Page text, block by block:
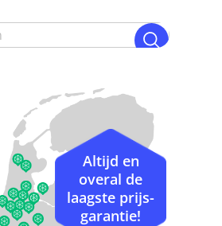
Altijd en
overal de
laagste prijs-
garantie!